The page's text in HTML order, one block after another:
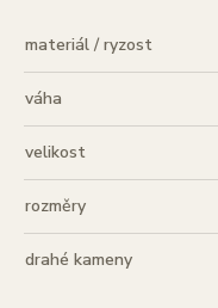
materiál / ryzost
váha
velikost
rozměry
drahé kameny